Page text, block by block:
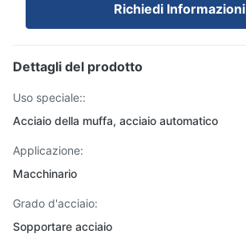
Richiedi Informazioni
Dettagli del prodotto
Uso speciale::
Acciaio della muffa, acciaio automatico
Applicazione:
Macchinario
Grado d'acciaio:
Sopportare acciaio